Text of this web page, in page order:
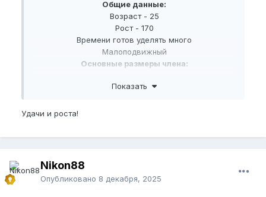
Общие данные:
Возраст - 25
Рост - 170
Времени готов уделять много
Малоподвижный
Основные размеры члена:
NBPEL- 11.5
Показать
Удачи и роста!
Nikon88
Опубликовано 8 декабря, 2025